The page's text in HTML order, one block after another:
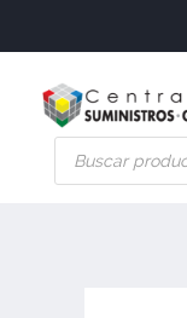
Central de Suministros Gspath
Suministros y soluciones integrales para su empresa o negocio